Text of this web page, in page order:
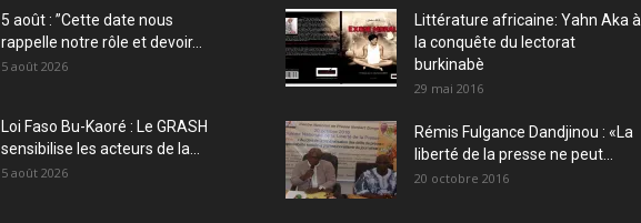
5 août : ”Cette date nous
rappelle notre rôle et devoir...
5 août 2026
Loi Faso Bu-Kaoré : Le GRASH
sensibilise les acteurs de la...
5 août 2026
Littérature africaine: Yahn Aka à
la conquête du lectorat
burkinabè
29 mai 2016
Rémis Fulgance Dandjinou : «La
liberté de la presse ne peut...
20 octobre 2016